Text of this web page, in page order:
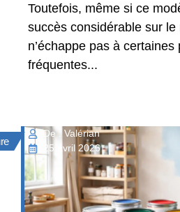
Toutefois, même si ce
succès considérable sur le
n’échappe pas à certaines
fréquentes...
De : Valérian
25 avril 2026